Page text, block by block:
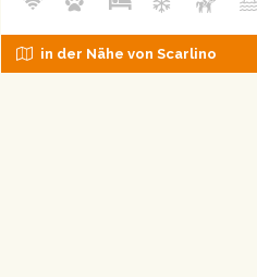
in der Nähe von Scarlino